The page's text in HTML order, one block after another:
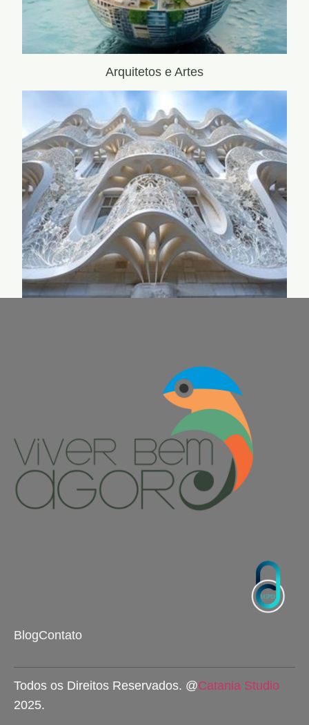
Arquitetos e Artes
BlogContato
Todos os Direitos Reservados. @Catania Studio
2025.